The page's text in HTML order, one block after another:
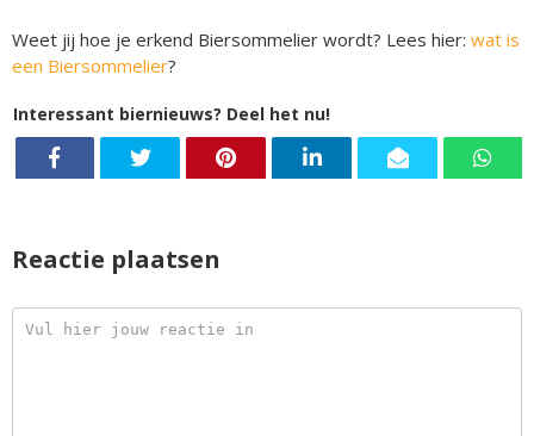
Weet jij hoe je erkend Biersommelier wordt? Lees hier: wat is
een Biersommelier?
Interessant biernieuws? Deel het nu!
Reactie plaatsen